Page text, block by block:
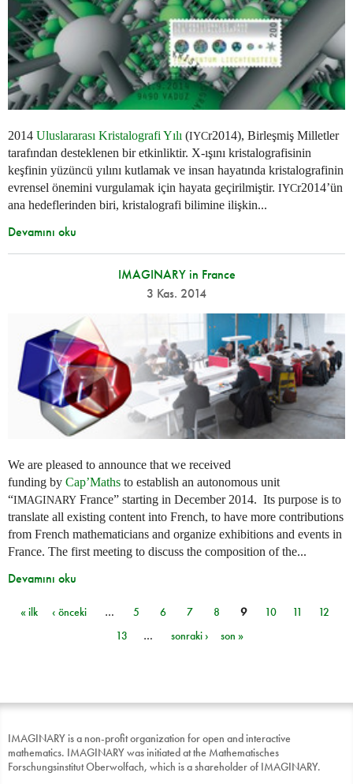
2014 Uluslararası Kristalografi Yılı (IYCr2014), Birleşmiş Milletler
tarafından desteklenen bir etkinliktir. X-ışını kristalografisinin
keşfinin yüzüncü yılını kutlamak ve insan hayatında kristalografinin
evrensel önemini vurgulamak için hayata geçirilmiştir. IYCr2014’ün
ana hedeflerinden biri, kristalografi bilimine ilişkin...
Devamını oku
IMAGINARY in France
3 Kas. 2014
We are pleased to announce that we received
funding by Cap’Maths to establish an autonomous unit
“IMAGINARY France” starting in December 2014. Its purpose is to
translate all existing content into French, to have more contributions
from French mathematicians and organize exhibitions and events in
France. The first meeting to discuss the composition of the...
Devamını oku
Sayfalar
« ilk ‹ önceki … 5 6 7 8 9 10 11
12
13
… sonraki › son »
IMAGINARY is a non-profit organization for open and interactive
mathematics. IMAGINARY was initiated at the Mathematisches
Forschungsinstitut Oberwolfach, which is a shareholder of IMAGINARY.